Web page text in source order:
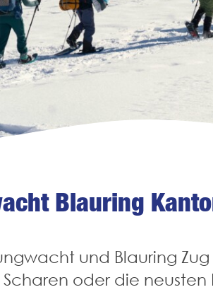
Blauring
und Blauring
oder die neusten